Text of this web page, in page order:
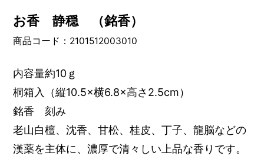
お香 静穏 （銘香）
商品コード：2101512003010
内容量約10ｇ
桐箱入（縦10.5×横6.8×高さ2.5cm）
銘香 刻み
老山白檀、沈香、甘松、桂皮、丁子、龍脳などの
漢薬を主体に、濃厚で清々しい上品な香りです。